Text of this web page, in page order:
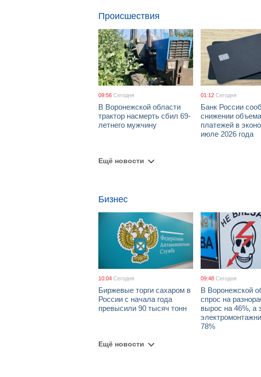
Происшествия
09:56 Сегодня
В Воронежской области
трактор насмерть сбил 69-
летнего мужчину
01:12 Сегодня
Банк России
снижении объема
платежей в
июле 2026 года
Ещё новости
Бизнес
10:04 Сегодня
Биржевые торги сахаром в
России с начала года
превысили 90 тысяч тонн
09:48 Сегодня
В Воронежской
спрос на
вырос на 46%, а
78%
Ещё новости